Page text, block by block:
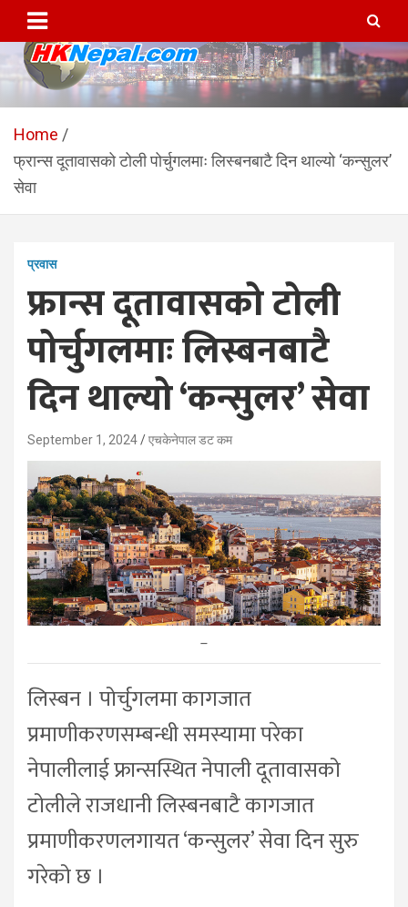
content
HKNepal.com – हङकङबाट
सञ्चालित पहिलो नेपाली अनलाईन
पत्रिका
hknepal, hknepal.com, hk nepal, hk nepal com
Home
फ्रान्स दूतावासको टोली पोर्चुगलमाः लिस्बनबाटै दिन थाल्यो ‘कन्सुलर’
सेवा
प्रवास
फ्रान्स दूतावासको टोली
पोर्चुगलमाः लिस्बनबाटै
दिन थाल्यो ‘कन्सुलर’ सेवा
September 1, 2024 एचकेनेपाल डट कम
–
लिस्बन । पोर्चुगलमा कागजात
प्रमाणीकरणसम्बन्धी समस्यामा परेका
नेपालीलाई फ्रान्सस्थित नेपाली दूतावासको
टोलीले राजधानी लिस्बनबाटै कागजात
प्रमाणीकरणलगायत ‘कन्सुलर’ सेवा दिन सुरु
गरेको छ ।